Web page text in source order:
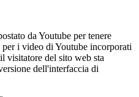
da Youtube per tenere
i video di Youtube incorporati
visitatore del sito web sta
dell'interfaccia di